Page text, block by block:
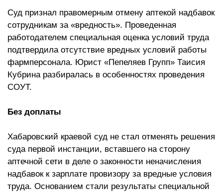
Суд признал правомерным отмену аптекой надбавок
сотрудникам за «вредность». Проведенная
работодателем специальная оценка условий труда
подтвердила отсутствие вредных условий работы
фармперсонала. Юрист «Пепеляев Групп» Таисия
Кубрина разбиралась в особенностях проведения
СОУТ.
Без доплаты
Хабаровский краевой суд не стал отменять решения
суда первой инстанции, вставшего на сторону
аптечной сети в деле о законности неначисления
надбавок к зарплате провизору за вредные условия
труда. Основанием стали результаты специальной